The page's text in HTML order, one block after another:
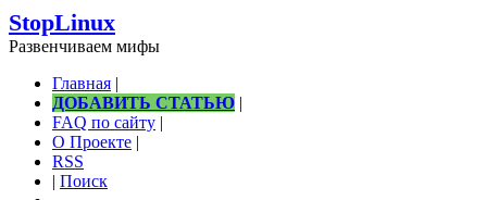
StopLinux
Развенчиваем мифы
Главная |
ДОБАВИТЬ СТАТЬЮ |
FAQ по сайту |
О Проекте |
RSS
| Поиск